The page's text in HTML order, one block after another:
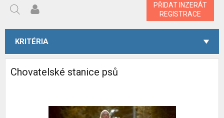
PŘIDAT INZERÁT
REGISTRACE
KRITÉRIA
Chovatelské stanice psů